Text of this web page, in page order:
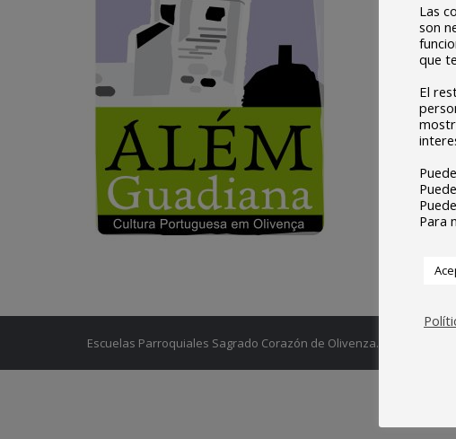
Escuelas Parroquiales Sagrado Corazón de Olivenza.
Las
son
que
El
Para